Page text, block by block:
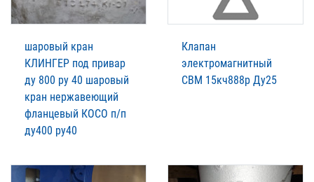
шаровый кран
КЛИНГЕР под привар
ду 800 ру 40 шаровый
кран нержавеющий
фланцевый КОСО п/п
ду400 ру40
Клапан
электромагнитный
СВМ 15кч888р Ду25